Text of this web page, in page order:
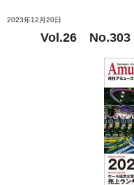
2023年12月20日
Vol.26